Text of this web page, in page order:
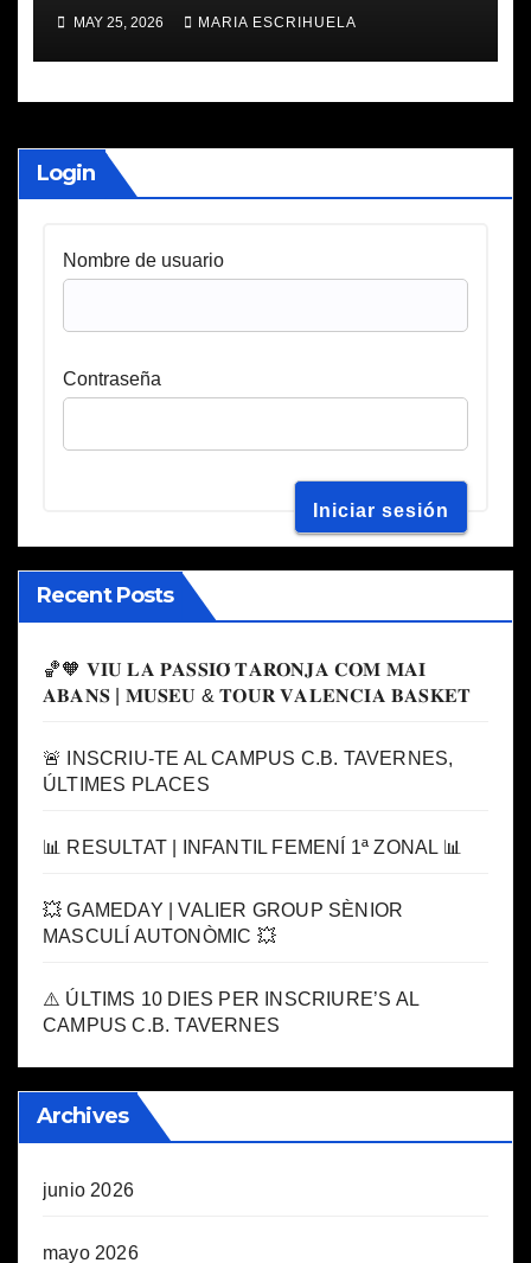
MAY 25, 2026 MARIA ESCRIHUELA
Login
Nombre de usuario
Contraseña
Recent Posts
🏀🧡 𝐕𝐈𝐔 𝐋𝐀 𝐏𝐀𝐒𝐒𝐈𝐎́ 𝐓𝐀𝐑𝐎𝐍𝐉𝐀 𝐂𝐎𝐌 𝐌𝐀𝐈
𝐀𝐁𝐀𝐍𝐒 | 𝐌𝐔𝐒𝐄𝐔 & 𝐓𝐎𝐔𝐑 𝐕𝐀𝐋𝐄𝐍𝐂𝐈𝐀 𝐁𝐀𝐒𝐊𝐄𝐓
🚨 INSCRIU-TE AL CAMPUS C.B. TAVERNES,
ÚLTIMES PLACES
📊 RESULTAT | INFANTIL FEMENÍ 1ª ZONAL 📊
💥 GAMEDAY | VALIER GROUP SÈNIOR
MASCULÍ AUTONÒMIC 💥
⚠️ ÚLTIMS 10 DIES PER INSCRIURE’S AL
CAMPUS C.B. TAVERNES
Archives
junio 2026
mayo 2026